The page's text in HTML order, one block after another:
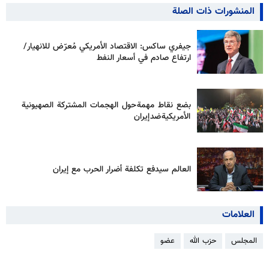
المنشورات ذات الصلة
جيفري ساكس: الاقتصاد الأمريكي مُعرّض للانهيار/
ارتفاع صادم في أسعار النفط
بضع نقاط مهمة حول الهجمات المشتركة الصهيونية
الأمريكية ضد إيران
العالم سيدفع تكلفة أضرار الحرب مع إيران
العلامات
المجلس حزب الله عضو